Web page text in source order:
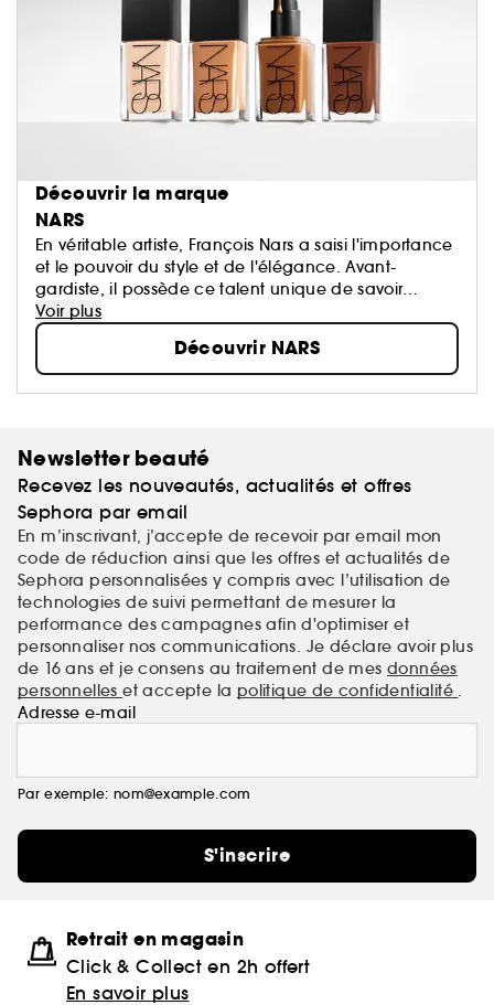
Découvrir la marque
NARS
En véritable artiste, François Nars a saisi l'importance
et le pouvoir du style et de l'élégance. Avant-
gardiste, il possède ce talent unique de savoir
révéler la beauté intérieure de la femme. Pour lui, le
maquillage n'est pas un masque, il doit révéler la
quintessence de la femme...
Voir plus
Découvrir NARS
Newsletter beauté
Recevez les nouveautés, actualités et offres
Sephora par email
En m’inscrivant, j’accepte de recevoir par email mon
code de réduction ainsi que les offres et actualités de
Sephora personnalisées y compris avec l’utilisation de
technologies de suivi permettant de mesurer la
performance des campagnes afin d'optimiser et
personnaliser nos communications. Je déclare avoir plus
de 16 ans et je consens au traitement de mes données
personnelleset accepte la politique de confidentialité .
Adresse e-mail
Par exemple: nom@example.com
S'inscrire
Retrait en magasin
Click & Collect en 2h offert
En savoir plus